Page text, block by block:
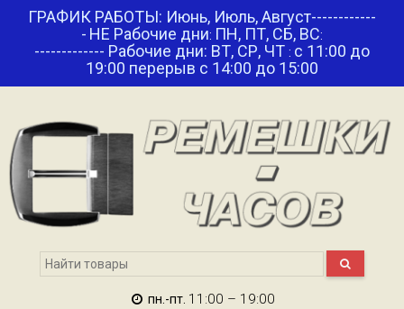
ГРАФИК РАБОТЫ: Июнь, Июль, Август------------
- НЕ Рабочие дни: ПН, ПТ, СБ, ВС:
------------- Рабочие дни: ВТ, СР, ЧТ : с 11:00 до
19:00 перерыв с 14:00 до 15:00
пн.-пт. 11:00 – 19:00